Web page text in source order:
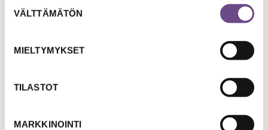
valinta
VÄLTTÄMÄTÖN
MIELTYMYKSET
TILASTOT
MARKKINOINTI